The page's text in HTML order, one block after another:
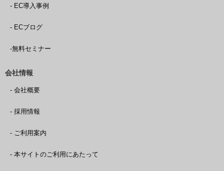
- EC導入事例
- ECブログ
-無料セミナー
会社情報
- 会社概要
- 採用情報
- ご利用案内
- 本サイトのご利用にあたって